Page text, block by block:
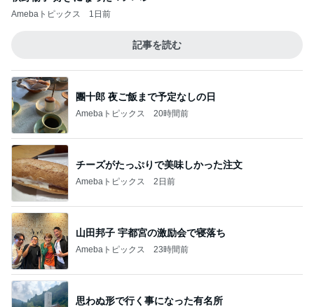
Amebaトピックス 1日前
記事を読む
團十郎 夜ご飯まで予定なしの日
Amebaトピックス 20時間前
チーズがたっぷりで美味しかった注文
Amebaトピックス 2日前
山田邦子 宇都宮の激励会で寝落ち
Amebaトピックス 23時間前
思わぬ形で行く事になった有名所